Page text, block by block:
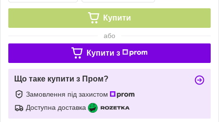
Купити
або
Купити з
Що таке купити з Пром?
Замовлення під захистом
Доступна доставка